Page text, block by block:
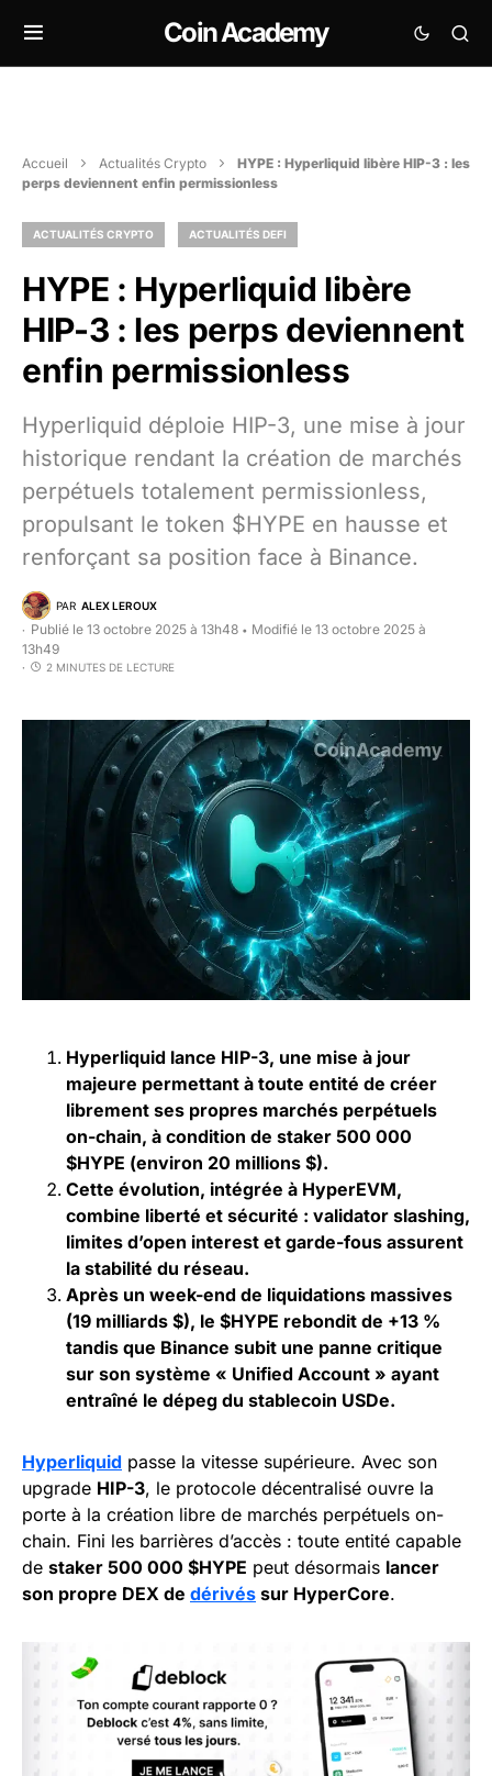
Coin Academy
Accueil Actualités Crypto
HYPE : Hyperliquid libère HIP-3 : les
perps deviennent enfin permissionless
ACTUALITÉS CRYPTO ACTUALITÉS DEFI
HYPE : Hyperliquid libère
HIP-3 : les perps deviennent
enfin permissionless
Hyperliquid déploie HIP-3, une mise à jour
historique rendant la création de marchés
perpétuels totalement permissionless,
propulsant le token $HYPE en hausse et
renforçant sa position face à Binance.
PAR ALEX LEROUX
Publié le 13 octobre 2025 à 13h48 • Modifié le 13 octobre 2025 à
13h49
2 MINUTES DE LECTURE
Hyperliquid lance HIP-3, une mise à jour
majeure permettant à toute entité de créer
librement ses propres marchés perpétuels
on-chain, à condition de staker 500 000
$HYPE (environ 20 millions $).
Cette évolution, intégrée à HyperEVM,
combine liberté et sécurité : validator slashing,
limites d’open interest et garde-fous assurent
la stabilité du réseau.
Après un week-end de liquidations massives
(19 milliards $), le $HYPE rebondit de +13 %
tandis que Binance subit une panne critique
sur son système « Unified Account » ayant
entraîné le dépeg du stablecoin USDe.
Hyperliquid passe la vitesse supérieure. Avec son
upgrade HIP-3, le protocole décentralisé ouvre la
porte à la création libre de marchés perpétuels on-
chain. Fini les barrières d’accès : toute entité capable
de staker 500 000 $HYPE peut désormais lancer
son propre DEX de dérivés sur HyperCore.